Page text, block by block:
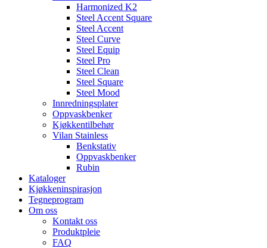
Harmonized K2
Steel Accent Square
Steel Accent
Steel Curve
Steel Equip
Steel Pro
Steel Clean
Steel Square
Steel Mood
Innredningsplater
Oppvaskbenker
Kjøkkentilbehør
Vilan Stainless
Benkstativ
Oppvaskbenker
Rubin
Kataloger
Kjøkkeninspirasjon
Tegneprogram
Om oss
Kontakt oss
Produktpleie
FAQ